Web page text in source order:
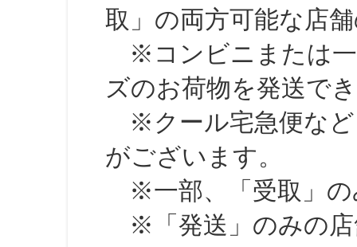
取」の両方可能な店
※コンビニまたは一
ズのお荷物を発送で
※クール宅急便など
がございます。
※一部、「受取」の
※「発送」のみの店